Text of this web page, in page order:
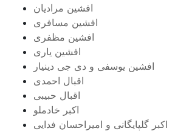
افشین مرادیان
افشین مسافری
افشین مظفری
افشین یاری
افشین یوسفی و دی جی دینیار
اقبال احمدی
اقبال حبیبی
اکبر خادملو
اکبر گلپایگانی و امیراحسان فدایی